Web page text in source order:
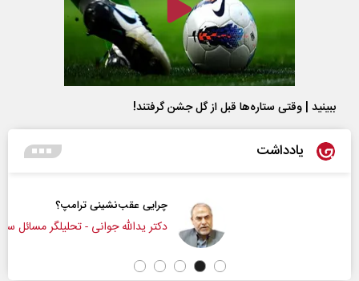
ببینید | وقتی ستاره‌ها قبل از گل جشن گرفتند!
یادداشت
چرایی عقب‌نشینی ترامپ؟
دکتر یدالله جوانی - تحلیلگر مسائل سیاسی